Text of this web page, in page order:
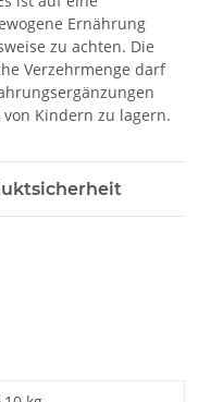
Ernährung
zu achten. Die
Verzehrmenge darf
Kindern zu lagern.